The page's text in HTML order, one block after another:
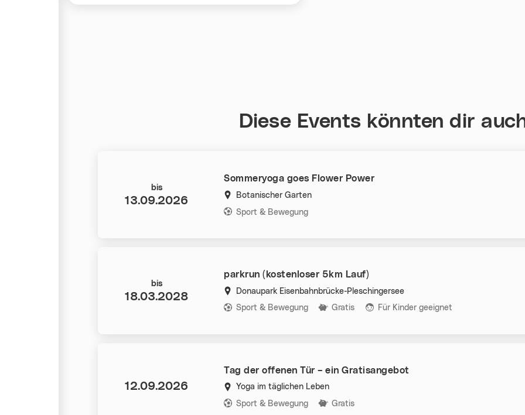
Diese Events könnten dir
Sommeryoga goes Flower Power
Botanischer Garten
Kategorien:
Sport & Bewegung
Datum:
bis
13.09.2026
parkrun (kostenloser 5km Lauf)
Donaupark Eisenbahnbrücke-Pleschingersee
Kategorien:
Sport & Bewegung Gratis Für Kinder geeignet
Datum:
bis
18.03.2028
Tag der offenen Tür – ein Gratisangebot
Yoga im täglichen Leben
Kategorien:
Sport & Bewegung Gratis
Datum:
12.09.2026